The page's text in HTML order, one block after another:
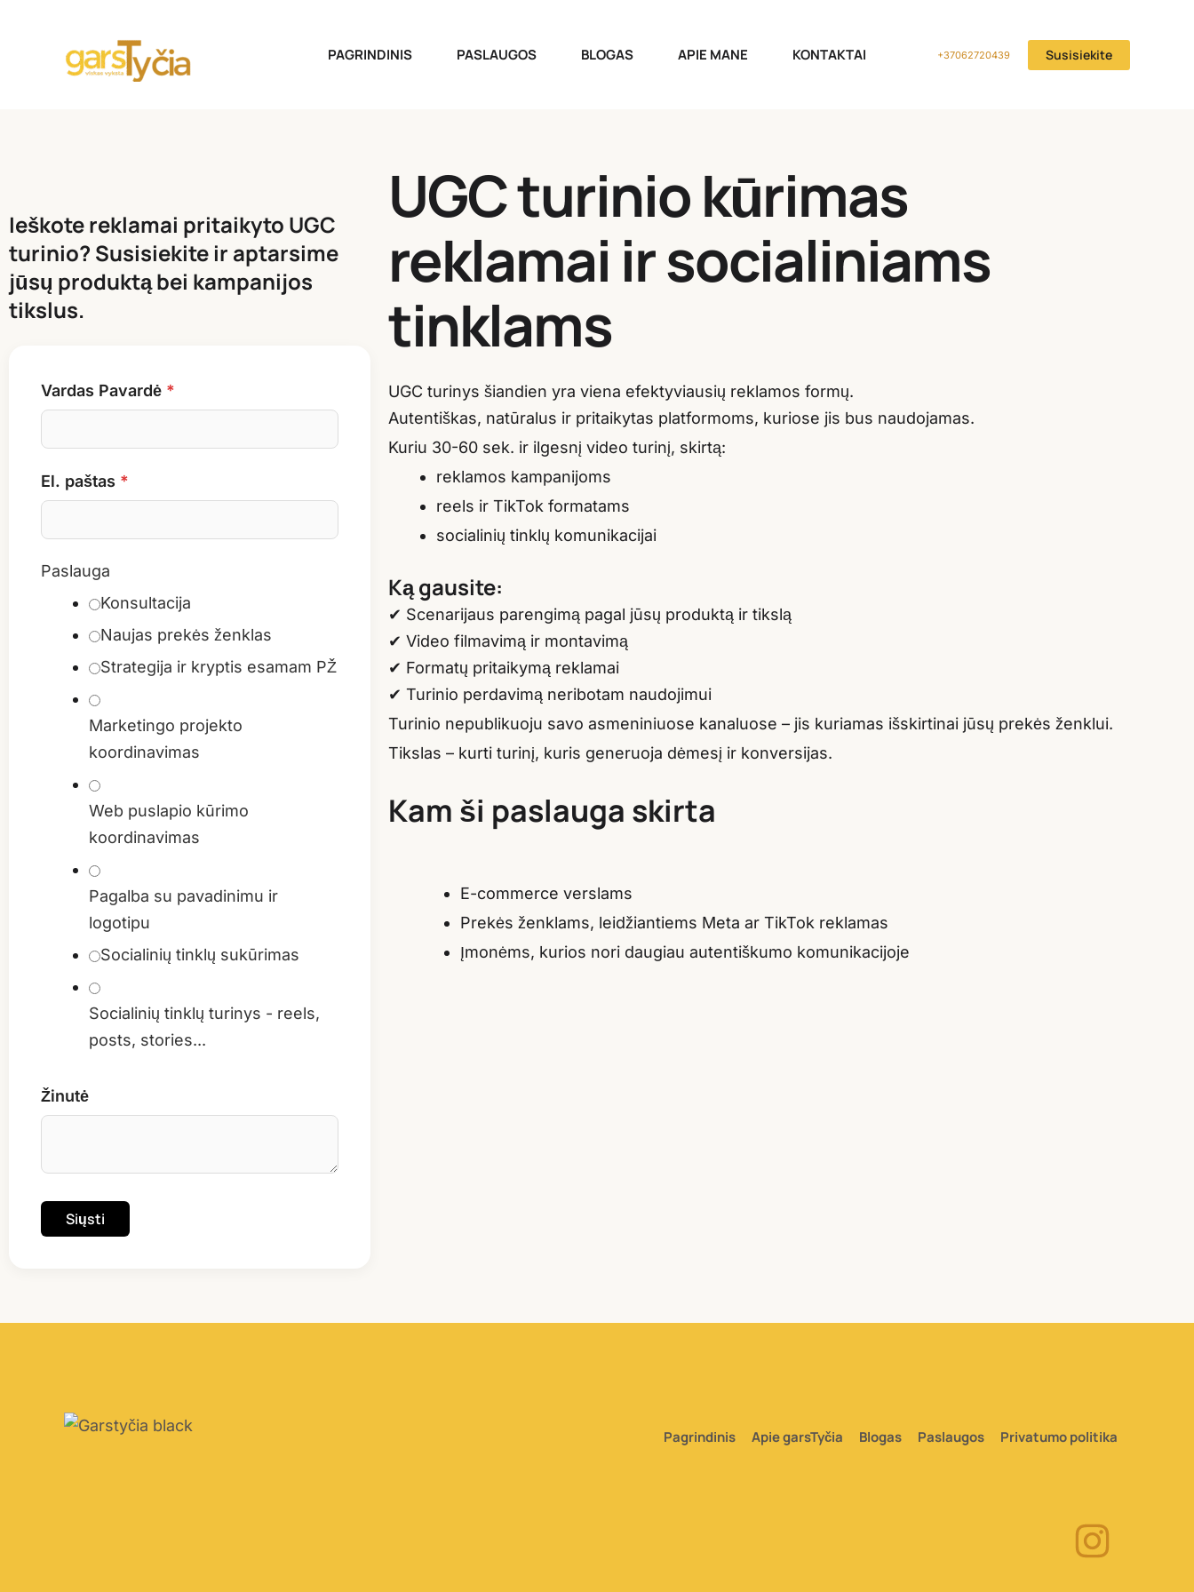
content PAGRINDINIS PASLAUGOS BLOGAS APIE MANE KONTAKTAI +37062720439 Susisiekite
Ieškote reklamai pritaikyto UGC
turinio? Susisiekite ir aptarsime
jūsų produktą bei kampanijos
tikslus.
Vardas Pavardė *
El. paštas *
Paslauga
Konsultacija
Naujas prekės ženklas
Strategija ir kryptis esamam PŽ
Marketingo projekto
koordinavimas
Web puslapio kūrimo
koordinavimas
Pagalba su pavadinimu ir
logotipu
Socialinių tinklų sukūrimas
Socialinių tinklų turinys - reels,
posts, stories...
El.
Pavardė
Žinutė
Siųsti
UGC turinio kūrimas
reklamai ir socialiniams
tinklams
UGC turinys šiandien yra viena efektyviausių reklamos formų.
Autentiškas, natūralus ir pritaikytas platformoms, kuriose jis bus naudojamas.
Kuriu 30-60 sek. ir ilgesnį video turinį, skirtą:
reklamos kampanijoms
reels ir TikTok formatams
socialinių tinklų komunikacijai
Ką gausite:
✔ Scenarijaus parengimą pagal jūsų produktą ir tikslą
✔ Video filmavimą ir montavimą
✔ Formatų pritaikymą reklamai
✔ Turinio perdavimą neribotam naudojimui
Turinio nepublikuoju savo asmeniniuose kanaluose – jis kuriamas išskirtinai jūsų prekės ženklui.
Tikslas – kurti turinį, kuris generuoja dėmesį ir konversijas.
Kam ši paslauga skirta
E-commerce verslams
Prekės ženklams, leidžiantiems Meta ar TikTok reklamas
Įmonėms, kurios nori daugiau autentiškumo komunikacijoje
Pagrindinis Apie garsTyčia Blogas Paslaugos Privatumo politika